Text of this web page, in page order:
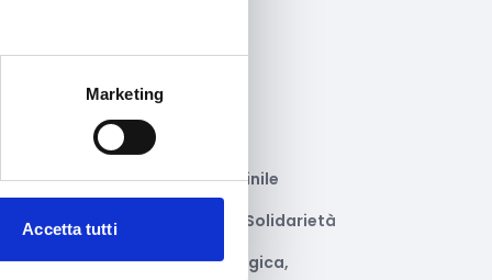
Marketing
Accetta tutti
Giustizia e sicurezza
Green economy
Impianti sportivi
Imprenditoria femminile
Inclusione Sociale e Solidarietà
Innovazione tecnologica,